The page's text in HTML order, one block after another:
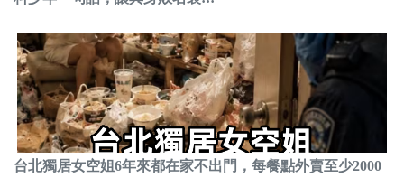
台北獨居女空姐6年來都在家不出門，每餐點外賣至少2000